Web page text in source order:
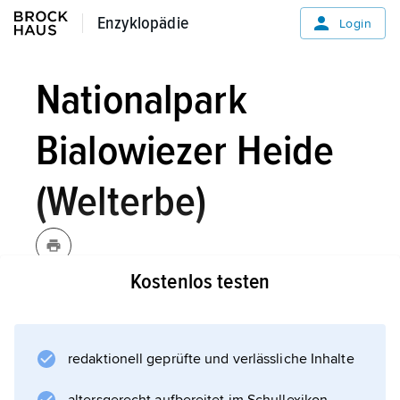
Enzyklopädie
Enzyklopädie Login
Nationalpark
Bialowiezer Heide
(Welterbe)
Der Nationalpark Bialowiezer Heide ist ein
Europas, mit Sümpfen und Mooren, fast
Kostenlos testen
redaktionell geprüfte und verlässliche Inhalte